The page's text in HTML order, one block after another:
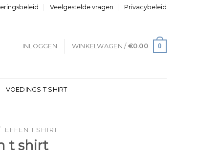
Veelgestelde vragen Privacybeleid
INLOGGEN WINKELWAGEN / €0.00 0
VOEDINGS T SHIRT
EFFEN T SHIRT
t shirt